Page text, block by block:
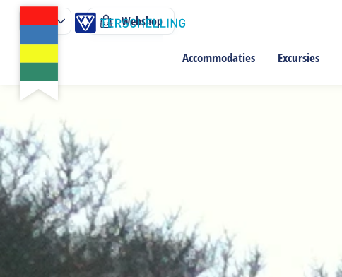
Accommodaties Excursies
Webshop